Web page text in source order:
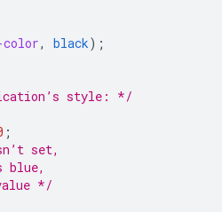
, black);
style: */
;
set,
blue,
*/